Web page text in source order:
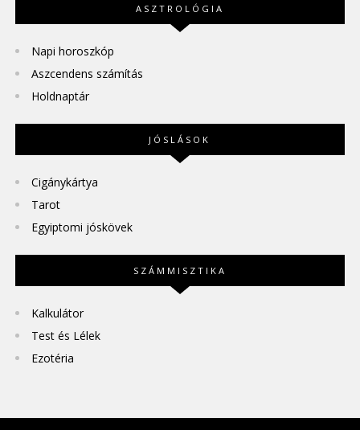
ASZTROLÓGIA
Napi horoszkóp
Aszcendens számítás
Holdnaptár
JÓSLÁSOK
Cigánykártya
Tarot
Egyiptomi jóskövek
SZÁMMISZTIKA
Kalkulátor
Test és Lélek
Ezotéria